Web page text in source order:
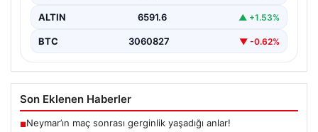
ALTIN 6591.6 ▲ +1.53%
BTC 3060827 ▼ -0.62%
Son Eklenen Haberler
■Neymar’ın maç sonrası gerginlik yaşadığı anlar!